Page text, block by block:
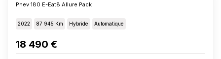
Phev 180 E-Eat8 Allure Pack
2022 87 945 Km Hybride Automatique
18 490 €